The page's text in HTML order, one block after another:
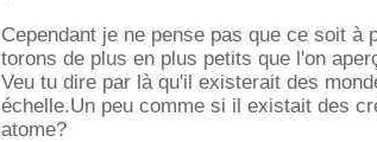
Cependant je ne pense pas que ce soit
torons de plus en plus petits que l'on
Veu tu dire par là qu'il existerait des
échelle.Un peu comme si il existait des
atome?